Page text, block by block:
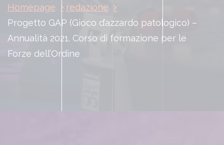
Homepage
redazione
Progetto GAP (Gioco d’azzardo patologico) –
Annualità 2021. Corso di formazione per le
Forze dell’Ordine